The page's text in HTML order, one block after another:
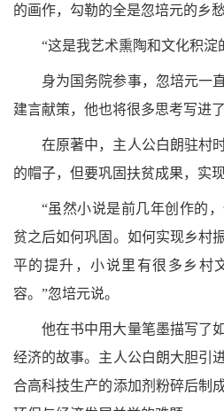
的画作，勾勒的全是忽培元的乡愁
“这是我艺术熏陶和文化积淀
身为国务院参事，忽培元一
建言献策，他也将很多思考写进
在原著中，主人公白朗驻村
的帽子，但要巩固扶贫成果，实
“虽然小说是前几年创作的
贫之后如何巩固。如何实现乡村
平的提升，小说里有很多乡村
容。”忽培元说。
他在书中用大量笔墨描写了
经济的故事。主人公白朗大胆引
合高科技生产的添加剂粉碎后制